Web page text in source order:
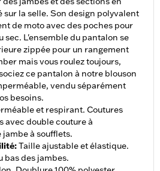
la selle. Son design polyvalent
de moto avec des poches pour
sec. L'ensemble du pantalon se
zippée pour un rangement
mais vous roulez toujours,
ce pantalon à notre blouson
vendu séparément
besoins.
et respirant. Coutures
avec double couture à
à soufflets.
:Taille ajustable et élastique.
bas des jambes.